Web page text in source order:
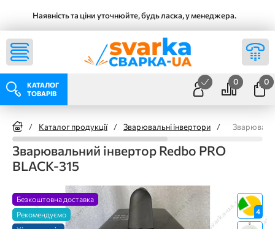
Наявність та ціни уточнюйте, будь ласка, у менеджера.
КАТАЛОГ
ТОВАРІВ
0 0
/ Каталог продукції / Зварювальні інвертори /
Зварювальний інвертор Redbo PRO
BLACK-315
Безкоштовна доставка
Рекомендуємо
4